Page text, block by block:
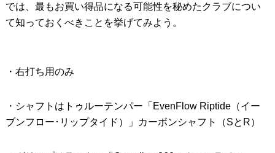
では、最もお買い得品になる可能性を秘めたクラブについ
て知っておくべきことを挙げてみよう。
・右打ち用のみ
・シャフトはトゥルーテンパー「EvenFlow Riptide（イー
ブンフロー･リップタイド）」カーボンシャフト（SとR）